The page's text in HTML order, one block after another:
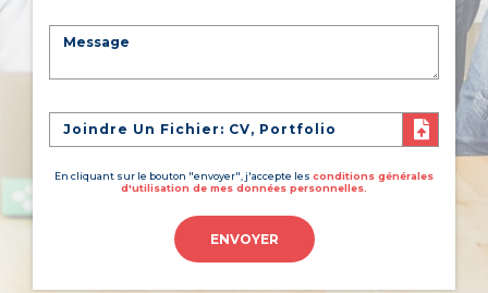
Joindre Un Fichier: CV, Portfolio
En cliquant sur le bouton "envoyer", j'accepte les conditions générales
d'utilisation de mes données personnelles.
ENVOYER